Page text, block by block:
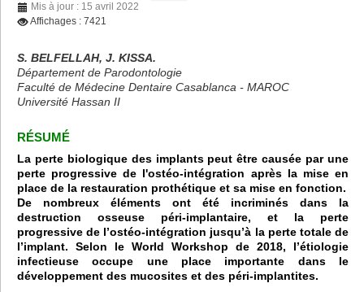
Mis à jour : 15 avril 2022
Affichages : 7421
S. BELFELLAH, J. KISSA.
Département de Parodontologie
Faculté de Médecine Dentaire Casablanca - MAROC
Université Hassan II
RÉSUMÉ
La perte biologique des implants peut être causée par une
perte progressive de l'ostéo-intégration après la mise en
place de la restauration prothétique et sa mise en fonction.
De nombreux éléments ont été incriminés dans la
destruction osseuse péri-implantaire, et la perte
progressive de l’ostéo-intégration jusqu’à la perte totale de
l’implant. Selon le World Workshop de 2018, l’étiologie
infectieuse occupe une place importante dans le
développement des mucosites et des péri-implantites.